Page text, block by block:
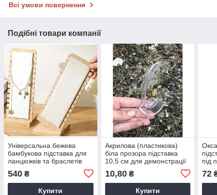
Всі умови повернення
Подібні товари компанії
Універсальна бежева
бамбукова підставка для
ланцюжків та браслетів
540 ₴
Купити
Акрилова (пластикова)
біла прозора підставка
10,5 см для демонстрації
10,80₴
Купити
під
72